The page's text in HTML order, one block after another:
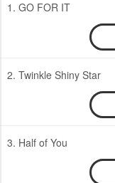
1. GO FOR IT
2. Twinkle Shiny Star
3. Half of You